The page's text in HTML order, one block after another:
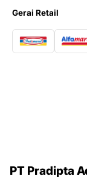
Gerai Retail
PT Pradipta